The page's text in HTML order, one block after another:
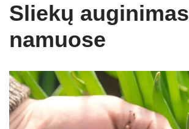
Sliekų auginimas
namuose